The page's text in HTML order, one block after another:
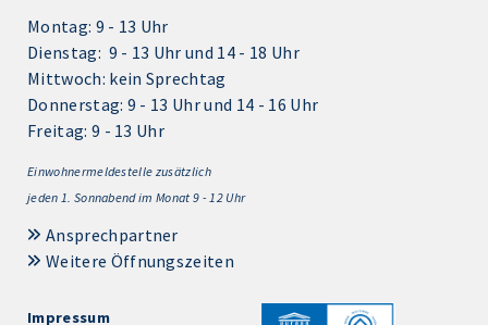
Montag: 9 - 13 Uhr
Dienstag: 9 - 13 Uhr und 14 - 18 Uhr
Mittwoch: kein Sprechtag
Donnerstag: 9 - 13 Uhr und 14 - 16 Uhr
Freitag: 9 - 13 Uhr
Einwohnermeldestelle zusätzlich
jeden 1. Sonnabend im Monat 9 - 12 Uhr
Ansprechpartner
Weitere Öffnungszeiten
Impressum